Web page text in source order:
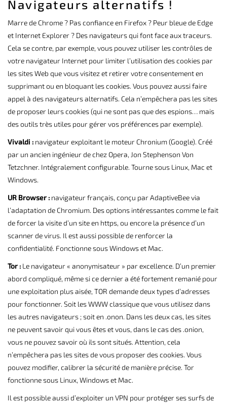
Navigateurs alternatifs !
Marre de Chrome ? Pas confiance en Firefox ? Peur bleue de Edge
et Internet Explorer ? Des navigateurs qui font face aux traceurs.
Cela se contre, par exemple, vous pouvez utiliser les contrôles de
votre navigateur Internet pour limiter l’utilisation des cookies par
les sites Web que vous visitez et retirer votre consentement en
supprimant ou en bloquant les cookies. Vous pouvez aussi faire
appel à des navigateurs alternatifs. Cela n’empêchera pas les sites
de proposer leurs cookies (qui ne sont pas que des espions… mais
des outils très utiles pour gérer vos préférences par exemple).
Vivaldi : navigateur exploitant le moteur Chronium (Google). Créé
par un ancien ingénieur de chez Opera, Jon Stephenson Von
Tetzchner. Intégralement configurable. Tourne sous Linux, Mac et
Windows.
UR Browser : navigateur français, conçu par AdaptiveBee via
l’adaptation de Chromium. Des options intéressantes comme le fait
de forcer la visite d’un site en https, ou encore la présence d’un
scanner de virus. Il est aussi possible de renforcer la
confidentialité. Fonctionne sous Windows et Mac.
Tor : Le navigateur « anonymisateur » par excellence. D’un premier
abord compliqué, même si ce dernier a été fortement remanié pour
une exploitation plus aisée, TOR demande deux types d’adresses
pour fonctionner. Soit les WWW classique que vous utilisez dans
les autres navigateurs ; soit en .onon. Dans les deux cas, les sites
ne peuvent savoir qui vous êtes et vous, dans le cas des .onion,
vous ne pouvez savoir où ils sont situés. Attention, cela
n’empêchera pas les sites de vous proposer des cookies. Vous
pouvez modifier, calibrer la sécurité de manière précise. Tor
fonctionne sous Linux, Windows et Mac.
Il est possible aussi d’exploiter un VPN pour protéger ses surfs de